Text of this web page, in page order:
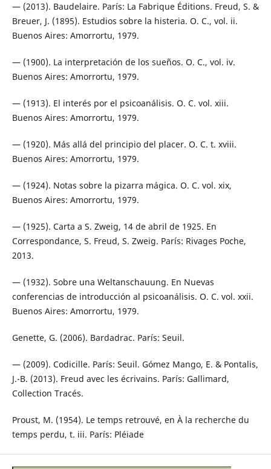
— (2013). Baudelaire. París: La Fabrique Éditions. Freud, S. &
Breuer, J. (1895). Estudios sobre la histeria. O. C., vol. ii.
Buenos Aires: Amorrortu, 1979.
— (1900). La interpretación de los sueños. O. C., vol. iv.
Buenos Aires: Amorrortu, 1979.
— (1913). El interés por el psicoanálisis. O. C. vol. xiii.
Buenos Aires: Amorrortu, 1979.
— (1920). Más allá del principio del placer. O. C. t. xviii.
Buenos Aires: Amorrortu, 1979.
— (1924). Notas sobre la pizarra mágica. O. C. vol. xix,
Buenos Aires: Amorrortu, 1979.
— (1925). Carta a S. Zweig, 14 de abril de 1925. En
Correspondance, S. Freud, S. Zweig. París: Rivages Poche,
2013.
— (1932). Sobre una Weltanschauung. En Nuevas
conferencias de introducción al psicoanálisis. O. C. vol. xxii.
Buenos Aires: Amorrortu, 1979.
Genette, G. (2006). Bardadrac. París: Seuil.
— (2009). Codicille. París: Seuil. Gómez Mango, E. & Pontalis,
J.-B. (2013). Freud avec les écrivains. París: Gallimard,
Collection Tracés.
Proust, M. (1954). Le temps retrouvé, en À la recherche du
temps perdu, t. iii. París: Pléiade